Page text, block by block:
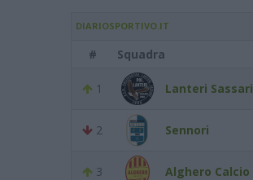
DIARIOSPORTIVO.IT
#
Squadra
1 Lanteri Sassari
2 Sennori
3 Alghero Calcio